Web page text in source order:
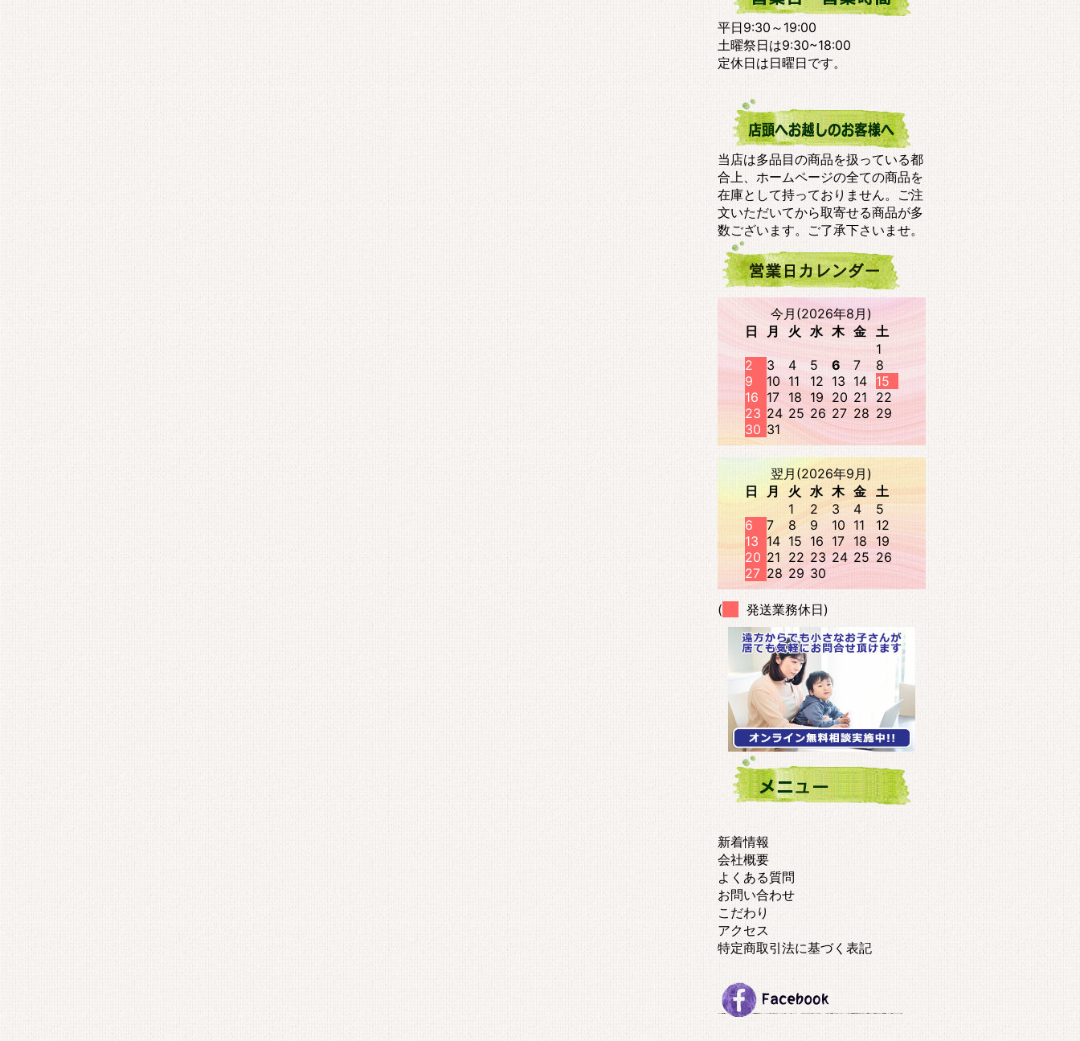
平日9:30～19:00
土曜祭日は9:30~18:00
定休日は日曜日です。
当店は多品目の商品を扱っている都
合上、ホームページの全ての商品を
在庫として持っておりません。ご注
文いただいてから取寄せる商品が多
数ございます。ご了承下さいませ。
今月(2026年8月)
日
月 火 水 木 金
土
1
2
3 4 5 6 7
8
9
10 11 12 13 14
15
16 17 18 19 20 21
22
23 24 25 26 27 28 29
30 31
翌月(2026年9月)
日
月 火 水 木 金
土
1
2 3 4
5
6
7 8 9 10 11
12
13 14 15 16 17 18
19
20 21 22 23 24 25 26
27 28 29 30
( 発送業務休日)
新着情報
会社概要
よくある質問
お問い合わせ
こだわり
アクセス
特定商取引法に基づく表記